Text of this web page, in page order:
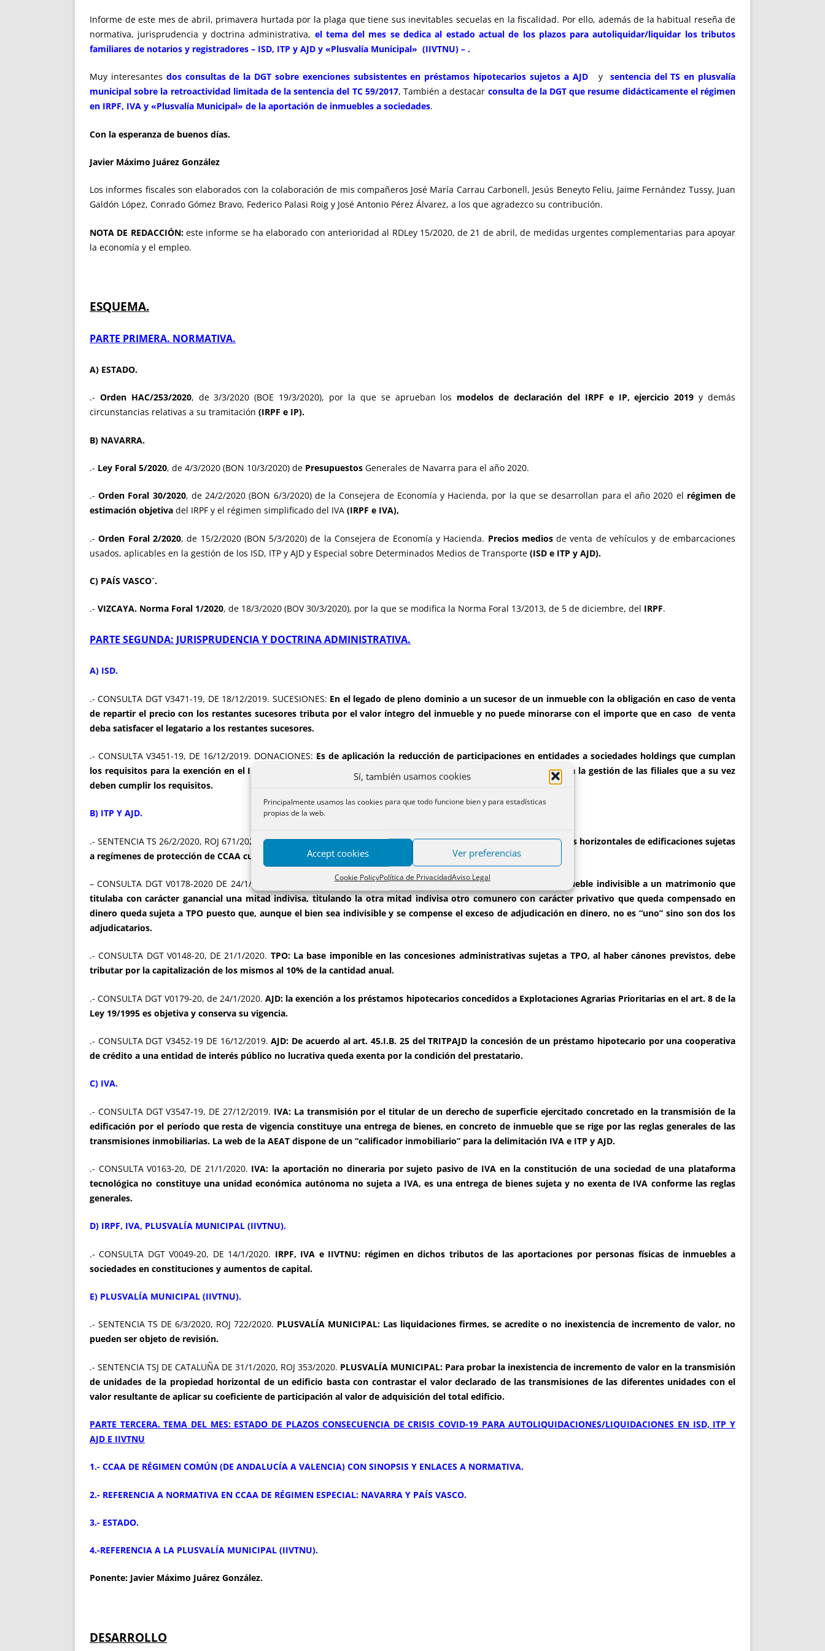
Sí, también usamos cookies
Principalmente usamos las cookies para que todo funcione bien y para estadísticas
propias de la web.
Accept cookies Ver preferencias
Cookie PolicyPolítica de PrivacidadAviso Legal
Informe de este mes de abril, primavera hurtada por la plaga que tiene sus inevitables secuelas en la fiscalidad. Por ello, además de la habitual reseña de
normativa, jurisprudencia y doctrina administrativa, el tema del mes se dedica al estado actual de los plazos para autoliquidar/liquidar los tributos
familiares de notarios y registradores – ISD, ITP y AJD y «Plusvalía Municipal» (IIVTNU) – .
Muy interesantes dos consultas de la DGT sobre exenciones subsistentes en préstamos hipotecarios sujetos a AJDy sentencia del TS en plusvalía
municipal sobre la retroactividad limitada de la sentencia del TC 59/2017, También a destacar consulta de la DGT que resume didácticamente el régimen
en IRPF, IVA y «Plusvalía Municipal» de la aportación de inmuebles a sociedades.
Con la esperanza de buenos días.
Javier Máximo Juárez González
Los informes fiscales son elaborados con la colaboración de mis compañeros José María Carrau Carbonell, Jesús Beneyto Feliu, Jaime Fernández Tussy, Juan
Galdón López, Conrado Gómez Bravo, Federico Palasi Roig y José Antonio Pérez Álvarez, a los que agradezco su contribución.
NOTA DE REDACCIÓN:este informe se ha elaborado con anterioridad al RDLey 15/2020, de 21 de abril, de medidas urgentes complementarias para apoyar
la economía y el empleo.
ESQUEMA.
PARTE PRIMERA. NORMATIVA.
A) ESTADO.
.- Orden HAC/253/2020, de 3/3/2020 (BOE 19/3/2020), por la que se aprueban los modelos de declaración del IRPF e IP, ejercicio 2019 y demás
circunstancias relativas a su tramitación (IRPF e IP).
B) NAVARRA.
.- Ley Foral 5/2020, de 4/3/2020 (BON 10/3/2020) de Presupuestos Generales de Navarra para el año 2020.
.-Orden Foral 30/2020, de 24/2/2020 (BON 6/3/2020) de la Consejera de Economía y Hacienda, por la que se desarrollan para el año 2020 el régimen de
estimación objetiva del IRPF y el régimen simplificado del IVA (IRPF e IVA),
.-Orden Foral 2/2020, de 15/2/2020 (BON 5/3/2020) de la Consejera de Economía y Hacienda. Precios mediosde venta de vehículos y de embarcaciones
usados, aplicables en la gestión de los ISD, ITP y AJD y Especial sobre Determinados Medios de Transporte (ISD e ITP y AJD).
C) PAÍS VASCO´.
.- VIZCAYA. Norma Foral 1/2020, de 18/3/2020 (BOV 30/3/2020), por la que se modifica la Norma Foral 13/2013, de 5 de diciembre, del IRPF.
PARTE SEGUNDA: JURISPRUDENCIA Y DOCTRINA ADMINISTRATIVA.
A) ISD.
.- CONSULTA DGT V3471-19, DE 18/12/2019. SUCESIONES: En el legado de pleno dominio a un sucesor de un inmueble con la obligación en caso de venta
de repartir el precio con los restantes sucesores tributa por el valor íntegro del inmueble y no puede minorarse con el importe que en caso de venta
deba satisfacer el legatario a los restantes sucesores.
.- CONSULTA V3451-19, DE 16/12/2019. DONACIONES: Es de aplicación la reducción de participaciones en entidades a sociedades holdings que cumplan
los requisitos para la exención en el Impuesto de Patrimonio: participación del al menos 5% y organización para la gestión de las filiales que a su vez
deben cumplir los requisitos.
B) ITP Y AJD.
.- SENTENCIA TS 26/2/2020, ROJ 671/2020.AJD: La exención para VPO solo es aplicable a obras nuevas y propiedades horizontales de edificaciones sujetas
a regímenes de protección de CCAA cuando cumplen los parámetros exigidos por la normativa estatal para VPO.
– CONSULTA DGT V0178-2020 DE 24/1/2020.
TPO y AJD: La extinción de condominio con adjudicación de un inmueble indivisible a un matrimonio que
titulaba con carácter ganancial una mitad indivisa, titulando la otra mitad indivisa otro comunero con carácter privativo que queda compensado en
dinero queda sujeta a TPO puesto que, aunque el bien sea indivisible y se compense el exceso de adjudicación en dinero, no es “uno” sino son dos los
adjudicatarios.
.- CONSULTA DGT V0148-20, DE 21/1/2020. TPO: La base imponible en las concesiones administrativas sujetas a TPO, al haber cánones previstos, debe
tributar por la capitalización de los mismos al 10% de la cantidad anual.
.- CONSULTA DGT V0179-20, de 24/1/2020.AJD: la exención a los préstamos hipotecarios concedidos a Explotaciones Agrarias Prioritarias en el art. 8 de la
Ley 19/1995 es objetiva y conserva su vigencia.
.- CONSULTA DGT V3452-19 DE 16/12/2019.AJD: De acuerdo al art. 45.I.B. 25 del TRITPAJD la concesión de un préstamo hipotecario por una cooperativa
de crédito a una entidad de interés público no lucrativa queda exenta por la condición del prestatario.
C) IVA.
.- CONSULTA DGT V3547-19, DE 27/12/2019. IVA: La transmisión por el titular de un derecho de superficie ejercitado concretado en la transmisión de la
edificación por el período que resta de vigencia constituye una entrega de bienes, en concreto de inmueble que se rige por las reglas generales de las
transmisiones inmobiliarias. La web de la AEAT dispone de un “calificador inmobiliario” para la delimitación IVA e ITP y AJD.
.- CONSULTA V0163-20, DE 21/1/2020. IVA: la aportación no dineraria por sujeto pasivo de IVA en la constitución de una sociedad de una plataforma
tecnológica no constituye una unidad económica autónoma no sujeta a IVA, es una entrega de bienes sujeta y no exenta de IVA conforme las reglas
generales.
D) IRPF, IVA, PLUSVALÍA MUNICIPAL (IIVTNU).
.- CONSULTA DGT V0049-20, DE 14/1/2020. IRPF, IVA e IIVTNU: régimen en dichos tributos de las aportaciones por personas físicas de inmuebles a
sociedades en constituciones y aumentos de capital.
E) PLUSVALÍA MUNICIPAL (IIVTNU).
.- SENTENCIA TS DE 6/3/2020, ROJ 722/2020. PLUSVALÍA MUNICIPAL: Las liquidaciones firmes, se acredite o no inexistencia de incremento de valor, no
pueden ser objeto de revisión.
.- SENTENCIA TSJ DE CATALUÑA DE 31/1/2020, ROJ 353/2020. PLUSVALÍA MUNICIPAL: Para probar la inexistencia de incremento de valor en la transmisión
de unidades de la propiedad horizontal de un edificio basta con contrastar el valor declarado de las transmisiones de las diferentes unidades con el
valor resultante de aplicar su coeficiente de participación al valor de adquisición del total edificio.
PARTE TERCERA. TEMA DEL MES: ESTADO DE PLAZOS CONSECUENCIA DE CRISIS COVID-19 PARA AUTOLIQUIDACIONES/LIQUIDACIONES EN ISD, ITP Y
AJD E IIVTNU
1.- CCAA DE RÉGIMEN COMÚN (DE ANDALUCÍA A VALENCIA) CON SINOPSIS Y ENLACES A NORMATIVA.
2.- REFERENCIA A NORMATIVA EN CCAA DE RÉGIMEN ESPECIAL: NAVARRA Y PAÍS VASCO.
3.- ESTADO.
4.-REFERENCIA A LA PLUSVALÍA MUNICIPAL (IIVTNU).
Ponente: Javier Máximo Juárez González.
DESARROLLO